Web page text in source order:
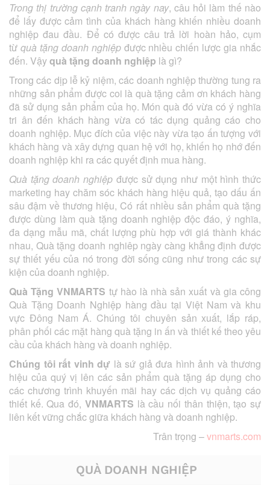
Trong thị trường cạnh tranh ngày nay, câu hỏi làm thế nào
để lấy được cảm tình của khách hàng khiến nhiều doanh
nghiệp đau đầu. Để có được câu trả lời hoàn hảo, cụm
từ quà tặng doanh nghiệpđược nhiều chiến lược gia nhắc
đến. Vậyquà tặng doanh nghiệp là gì?
Trong các dịp lễ kỷ niệm, các doanh nghiệp thường tung ra
những sản phẩm được coi là quà tặng cảm ơn khách hàng
đã sử dụng sản phẩm của họ. Món quà đó vừa có ý nghĩa
tri ân đến khách hàng vừa có tác dụng quảng cáo cho
doanh nghiệp. Mục đích của việc này vừa tạo ấn tượng với
khách hàng và xây dựng quan hệ với họ, khiến họ nhớ đến
doanh nghiệp khi ra các quyết định mua hàng.
Quà tặng doanh nghiệp được sử dụng như một hình thức
marketing hay chăm sóc khách hàng hiệu quả, tạo dấu ấn
sâu đậm về thương hiệu, Có rất nhiều sản phẩm quà tặng
được dùng làm quà tặng doanh nghiệp độc đáo, ý nghĩa,
đa dạng mẫu mã, chất lượng phù hợp với giá thành khác
nhau, Quà tặng doanh nghiêp ngày càng khẳng định được
sự thiết yếu của nó trong đời sống cũng như trong các sự
kiện của doanh nghiệp.
Quà Tặng VNMARTS tự hào là nhà sản xuất và gia công
Quà Tặng Doanh Nghiệp hàng đầu tại Việt Nam và khu
vực Đông Nam Á. Chúng tôi chuyên sản xuất, lắp ráp,
phân phối các mặt hàng quà tặng in ấn và thiết kế theo yêu
cầu của khách hàng và doanh nghiệp.
Chúng tôi rất vinh dự là sứ giả đưa hình ảnh và thương
hiệu của quý vị lên các sản phẩm quà tặng áp dụng cho
các chương trình khuyến mãi hay các dịch vụ quảng cáo
thiết kế. Qua đó, VNMARTS là cầu nối thân thiện, tạo sự
liên kết vững chắc giữa khách hàng và doanh nghiệp.
Trân trọng –vnmarts.com
QUÀ DOANH NGHIỆP